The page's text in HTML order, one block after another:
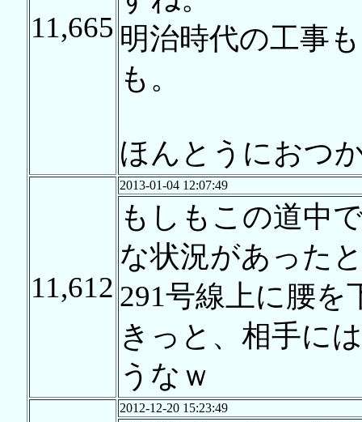
11,665 明治時代の工事
も。
ほんとうにおつ
11,612
2013-01-04 12:07:49
もしもこの道中
な状況があった
291号線上に腰
きっと、相手に
うなｗ
2012-12-20 15:23:49